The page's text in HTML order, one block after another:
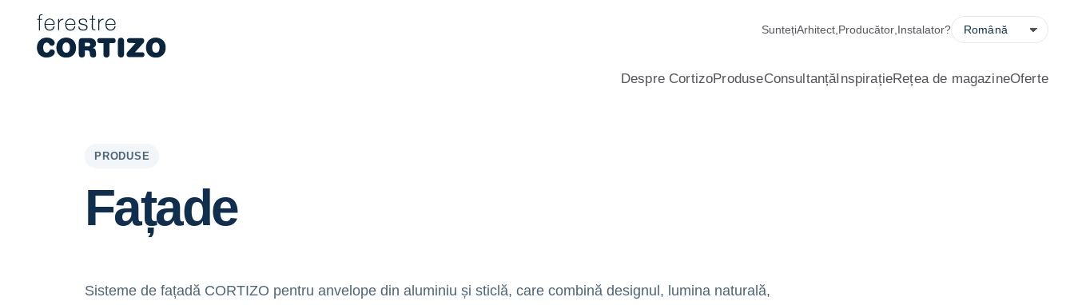
Ferestre Cortizo este o rețea specializată în ferestre din aluminiu și PVC pentru locuințe, cu consultanță profesională, calculator de economisire a energiei, cerere de ofertă și localizator de
Produse
Consultanță
SuntețiArhitect Producător Instalator?
Despre CortizoProduseConsultanțăInspirațieRețea de magazineOferte
PRODUSE
Fațade
Sisteme de fațadă CORTIZO pentru anvelope din aluminiu și sticlă, care combină designul, lumina naturală,